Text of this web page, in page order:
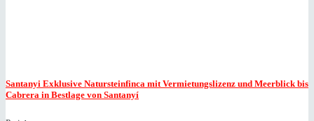
Santanyi Exklusive Natursteinfinca mit Vermietungslizenz und Meerblick bis
Cabrera in Bestlage von Santanyí